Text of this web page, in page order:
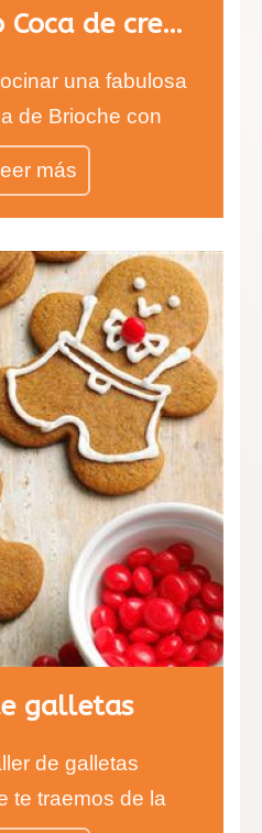
Monográfico Coca de crema y fruta
una fabulosa
de Brioche con
y fruta.
más
galletas
de galletas
te traemos de la